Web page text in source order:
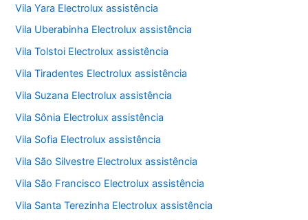
Vila Yara Electrolux assistência
Vila Uberabinha Electrolux assistência
Vila Tolstoi Electrolux assistência
Vila Tiradentes Electrolux assistência
Vila Suzana Electrolux assistência
Vila Sônia Electrolux assistência
Vila Sofia Electrolux assistência
Vila São Silvestre Electrolux assistência
Vila São Francisco Electrolux assistência
Vila Santa Terezinha Electrolux assistência